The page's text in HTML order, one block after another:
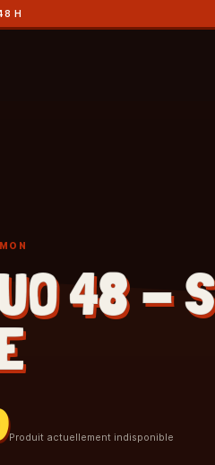
H
48 -
Produit actuellement indisponible